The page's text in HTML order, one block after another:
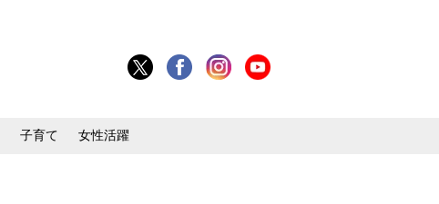
子育て 女性活躍